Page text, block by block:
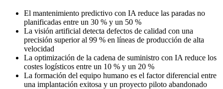
El mantenimiento predictivo con IA reduce las paradas no
planificadas entre un 30 % y un 50 %
La visión artificial detecta defectos de calidad con una
precisión superior al 99 % en líneas de producción de alta
velocidad
La optimización de la cadena de suministro con IA reduce los
costes logísticos entre un 10 % y un 20 %
La formación del equipo humano es el factor diferencial entre
una implantación exitosa y un proyecto piloto abandonado